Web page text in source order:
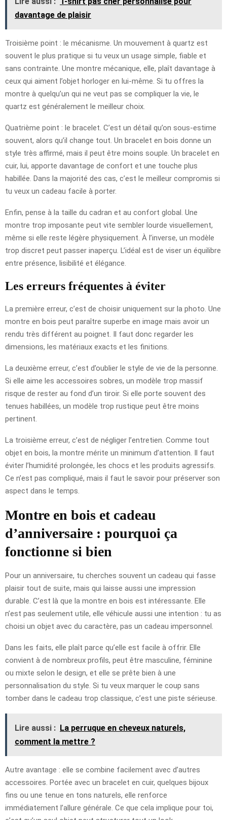
davantage de plaisir
Troisième point : le mécanisme. Un mouvement à quartz est
souvent le plus pratique si tu veux un usage simple, fiable et
sans contrainte. Une montre mécanique, elle, plaît davantage à
ceux qui aiment l’objet horloger en lui-même. Si tu offres la
montre à quelqu’un qui ne veut pas se compliquer la vie, le
quartz est généralement le meilleur choix.
Quatrième point : le bracelet. C’est un détail qu’on sous-estime
souvent, alors qu’il change tout. Un bracelet en bois donne un
style très affirmé, mais il peut être moins souple. Un bracelet en
cuir, lui, apporte davantage de confort et une touche plus
habillée. Dans la majorité des cas, c’est le meilleur compromis si
tu veux un cadeau facile à porter.
Enfin, pense à la taille du cadran et au confort global. Une
montre trop imposante peut vite sembler lourde visuellement,
même si elle reste légère physiquement. À l’inverse, un modèle
trop discret peut passer inaperçu. L’idéal est de viser un équilibre
entre présence, lisibilité et élégance.
Les erreurs fréquentes à éviter
La première erreur, c’est de choisir uniquement sur la photo. Une
montre en bois peut paraître superbe en image mais avoir un
rendu très différent au poignet. Il faut donc regarder les
dimensions, les matériaux exacts et les finitions.
La deuxième erreur, c’est d’oublier le style de vie de la personne.
Si elle aime les accessoires sobres, un modèle trop massif
risque de rester au fond d’un tiroir. Si elle porte souvent des
tenues habillées, un modèle trop rustique peut être moins
pertinent.
La troisième erreur, c’est de négliger l’entretien. Comme tout
objet en bois, la montre mérite un minimum d’attention. Il faut
éviter l’humidité prolongée, les chocs et les produits agressifs.
Ce n’est pas compliqué, mais il faut le savoir pour préserver son
aspect dans le temps.
Montre en bois et cadeau
d’anniversaire : pourquoi ça
fonctionne si bien
Pour un anniversaire, tu cherches souvent un cadeau qui fasse
plaisir tout de suite, mais qui laisse aussi une impression
durable. C’est là que la montre en bois est intéressante. Elle
n’est pas seulement utile, elle véhicule aussi une intention : tu as
choisi un objet avec du caractère, pas un cadeau impersonnel.
Dans les faits, elle plaît parce qu’elle est facile à offrir. Elle
convient à de nombreux profils, peut être masculine, féminine
ou mixte selon le design, et elle se prête bien à une
personnalisation du style. Si tu veux marquer le coup sans
tomber dans le cadeau trop classique, c’est une piste sérieuse.
Lire aussi : La perruque en cheveux naturels,
comment la mettre ?
Autre avantage : elle se combine facilement avec d’autres
accessoires. Portée avec un bracelet en cuir, quelques bijoux
fins ou une tenue en tons naturels, elle renforce
immédiatement l’allure générale. Ce que cela implique pour toi,